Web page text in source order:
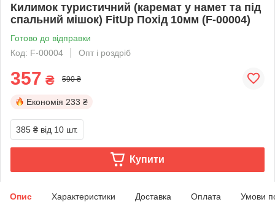
Килимок туристичний (каремат у намет та під
спальний мішок) FitUp Похід 10мм (F-00004)
Готово до відправки
Код: F-00004
Опт і роздріб
357 ₴ 590 ₴
Економія 233 ₴
385 ₴ від 10 шт.
Купити
Опис Характеристики Доставка Оплата Умови